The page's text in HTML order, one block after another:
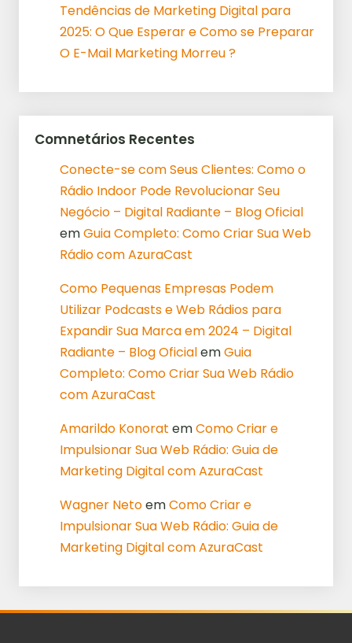
Tendências de Marketing Digital para
2025: O Que Esperar e Como se Preparar
O E-Mail Marketing Morreu ?
Comnetários Recentes
Conecte-se com Seus Clientes: Como o
Rádio Indoor Pode Revolucionar Seu
Negócio – Digital Radiante – Blog Oficial
emGuia Completo: Como Criar Sua Web
Rádio com AzuraCast
Como Pequenas Empresas Podem
Utilizar Podcasts e Web Rádios para
Expandir Sua Marca em 2024 – Digital
Radiante – Blog OficialemGuia
Completo: Como Criar Sua Web Rádio
com AzuraCast
Amarildo Konorat emComo Criar e
Impulsionar Sua Web Rádio: Guia de
Marketing Digital com AzuraCast
Wagner NetoemComo Criar e
Impulsionar Sua Web Rádio: Guia de
Marketing Digital com AzuraCast